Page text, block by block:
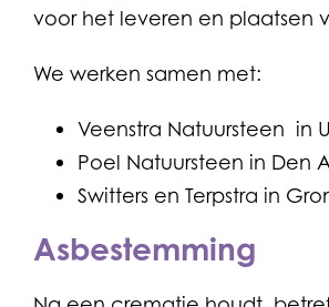
voor het leveren en plaatsen
We werken samen met:
Veenstra Natuursteen in
Poel Natuursteen in Den
Switters en Terpstra in
Asbestemming